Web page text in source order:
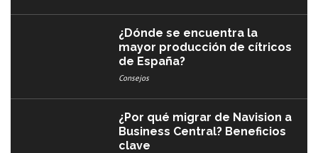
¿Dónde se encuentra la
mayor producción de cítricos
de España?
Consejos
¿Por qué migrar de Navision a
Business Central? Beneficios
clave